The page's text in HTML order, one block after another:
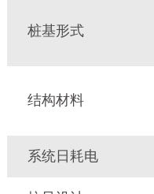
桩基形式
结构材料
系统日耗电